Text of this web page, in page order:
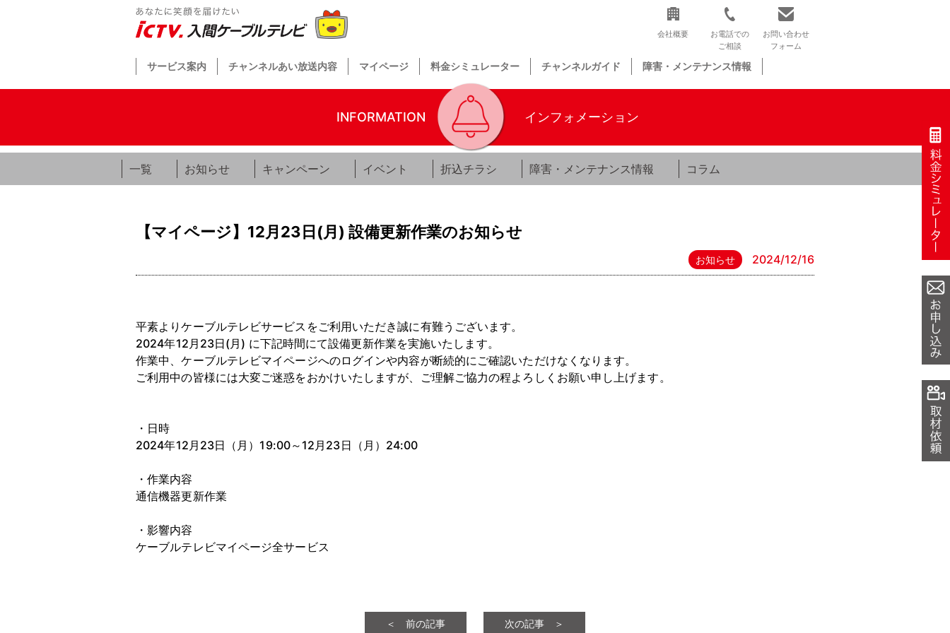
会社概要
お電話での
ご相談
お問い合わせ
フォーム
サービス案内 チャンネルあい放送内容 マイページ 料金シミュレーター チャンネルガイド 障害・メンテナンス情報
INFORMATION インフォメーション
一覧 お知らせ キャンペーン イベント 折込チラシ 障害・メンテナンス情報 コラム
【マイページ】12月23日(月) 設備更新作業のお知らせ
お知らせ 2024/12/16
平素よりケーブルテレビサービスをご利用いただき誠に有難うございます。
2024年12月23日(月) に下記時間にて設備更新作業を実施いたします。
作業中、ケーブルテレビマイページへのログインや内容が断続的にご確認いただけなくなります。
ご利用中の皆様には大変ご迷惑をおかけいたしますが、ご理解ご協力の程よろしくお願い申し上げます。
・日時
2024年12月23日（月）19:00～12月23日（月）24:00
・作業内容
通信機器更新作業
・影響内容
ケーブルテレビマイページ全サービス
＜ 前の記事 次の記事 ＞